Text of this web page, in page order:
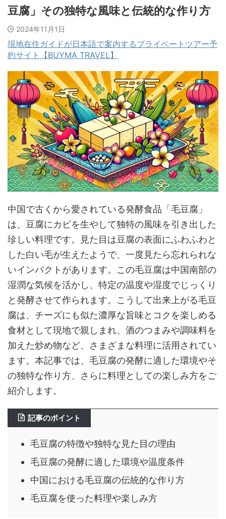
豆腐」その独特な風味と伝統的な作り方
2024年11月1日
現地在住ガイドが日本語で案内するプライベートツアー予
約サイト【BUYMA TRAVEL】
中国で古くから愛されている発酵食品「毛豆腐」
は、豆腐にカビを生やして独特の風味を引き出した
珍しい料理です。見た目は豆腐の表面にふわふわと
した白い毛が生えたようで、一度見たら忘れられな
いインパクトがあります。この毛豆腐は中国南部の
湿潤な気候を活かし、特定の温度や湿度でじっくり
と発酵させて作られます。こうして出来上がる毛豆
腐は、チーズにも似た濃厚な旨味とコクを楽しめる
食材として現地で親しまれ、酒のつまみや調味料を
加えた炒め物など、さまざまな料理に活用されてい
ます。本記事では、毛豆腐の発酵に適した環境やそ
の独特な作り方、さらに料理としての楽しみ方をご
紹介します。
記事のポイント
毛豆腐の特徴や独特な見た目の理由
毛豆腐の発酵に適した環境や温度条件
中国における毛豆腐の伝統的な作り方
毛豆腐を使った料理や楽しみ方